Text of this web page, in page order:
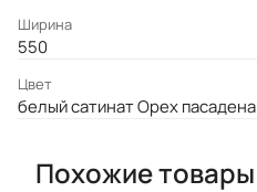
Ширина
550
Цвет
белый сатинат Орех пасадена
Похожие товары